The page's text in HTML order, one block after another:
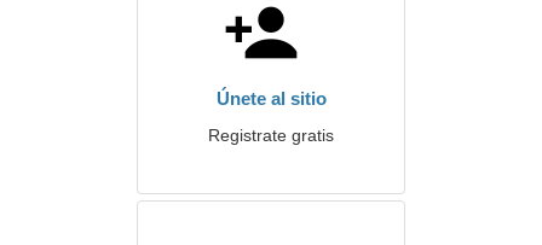
Únete al sitio
Registrate gratis